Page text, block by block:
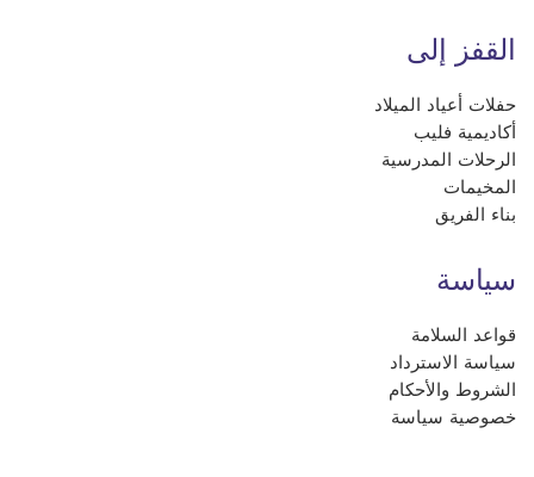
القفز إلى
حفلات أعياد الميلاد
أكاديمية فليب
الرحلات المدرسية
المخيمات
بناء الفريق
سياسة
قواعد السلامة
سياسة الاسترداد
الشروط والأحكام
خصوصية سياسة